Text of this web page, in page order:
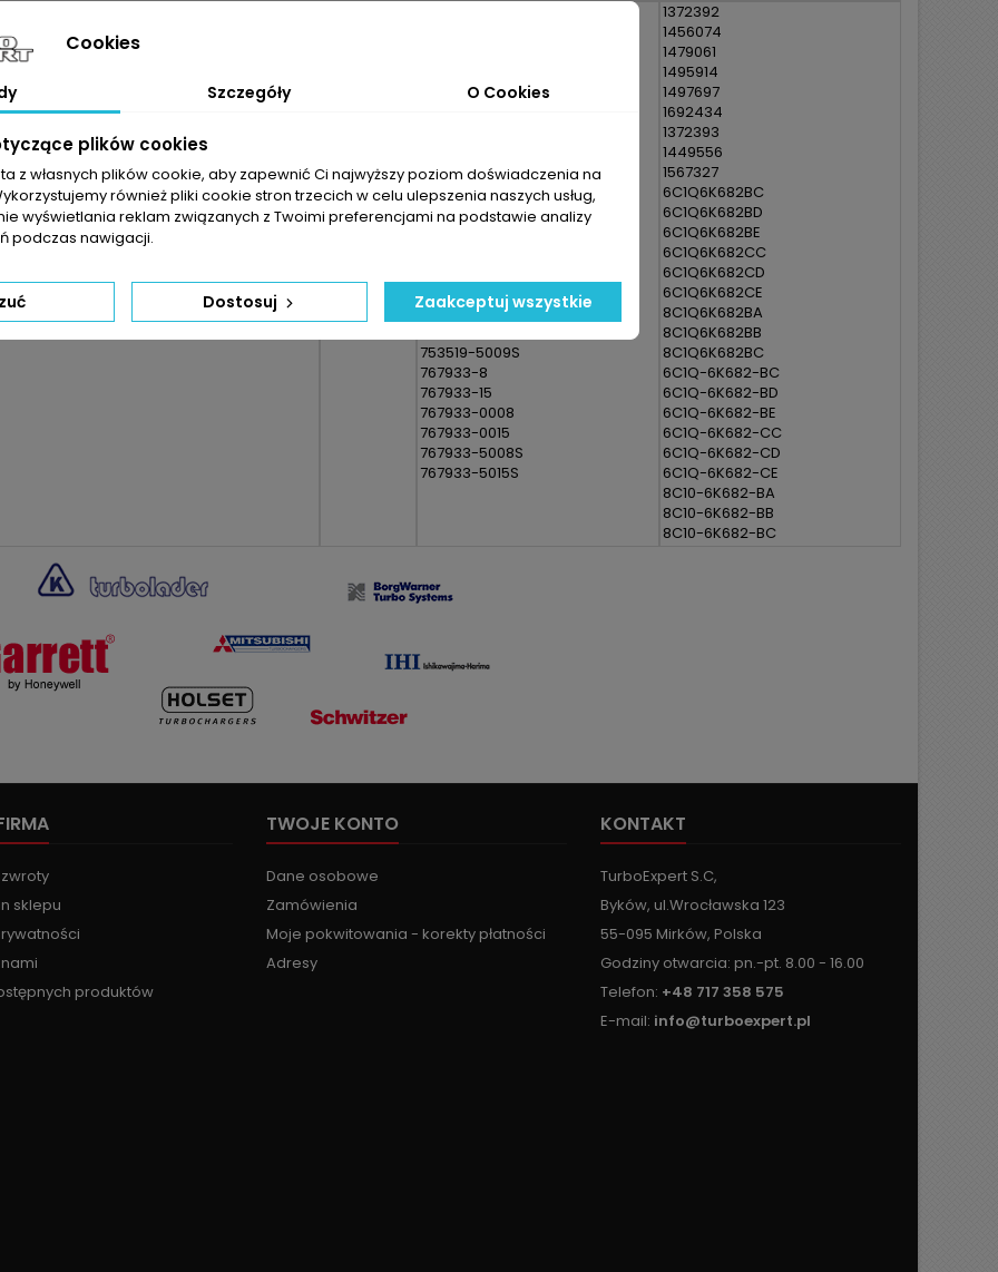
TDCi 85KM | 63kW
TDCi 110KM | 81kW
TDCi 130KM | 96kW
TDCi 140KM | 103kW
SRFB
SRFB
SRFC
SRFC
49131-05313
49S31-05313
753519-7
753519-8
753519-9
753519-0009
753519-5007S
753519-5009S
767933-8
767933-15
767933-0008
767933-0015
767933-5008S
767933-5015S
1372392
1456074
1479061
1495914
1497697
1692434
1372393
1449556
1567327
6C1Q6K682BC
6C1Q6K682BD
6C1Q6K682BE
6C1Q6K682CC
6C1Q6K682CD
6C1Q6K682CE
8C1Q6K682BA
8C1Q6K682BB
8C1Q6K682BC
6C1Q-6K682-BC
6C1Q-6K682-BD
6C1Q-6K682-BE
6C1Q-6K682-CC
6C1Q-6K682-CD
6C1Q-6K682-CE
8C10-6K682-BA
8C10-6K682-BB
8C10-6K682-BC
zwroty
sklepu
produktów
TWOJE KONTO
Dane osobowe
Zamówienia
Moje pokwitowania - korekty płatności
Adresy
KONTAKT
TurboExpert S.C,
Byków, ul.Wrocławska 123
55-095 Mirków, Polska
Godziny otwarcia: pn.-pt. 8.00 - 16.00
Telefon: +48 717 358 575
E-mail: info@turboexpert.pl
Cookies
Szczegóły O Cookies
plików cookies
z własnych plików cookie, aby zapewnić Ci najwyższy poziom doświadczenia na
również pliki cookie stron trzecich w celu ulepszenia naszych usług,
wyświetlania reklam związanych z Twoimi preferencjami na podstawie analizy
podczas nawigacji.
Dostosuj Zaakceptuj wszystkie